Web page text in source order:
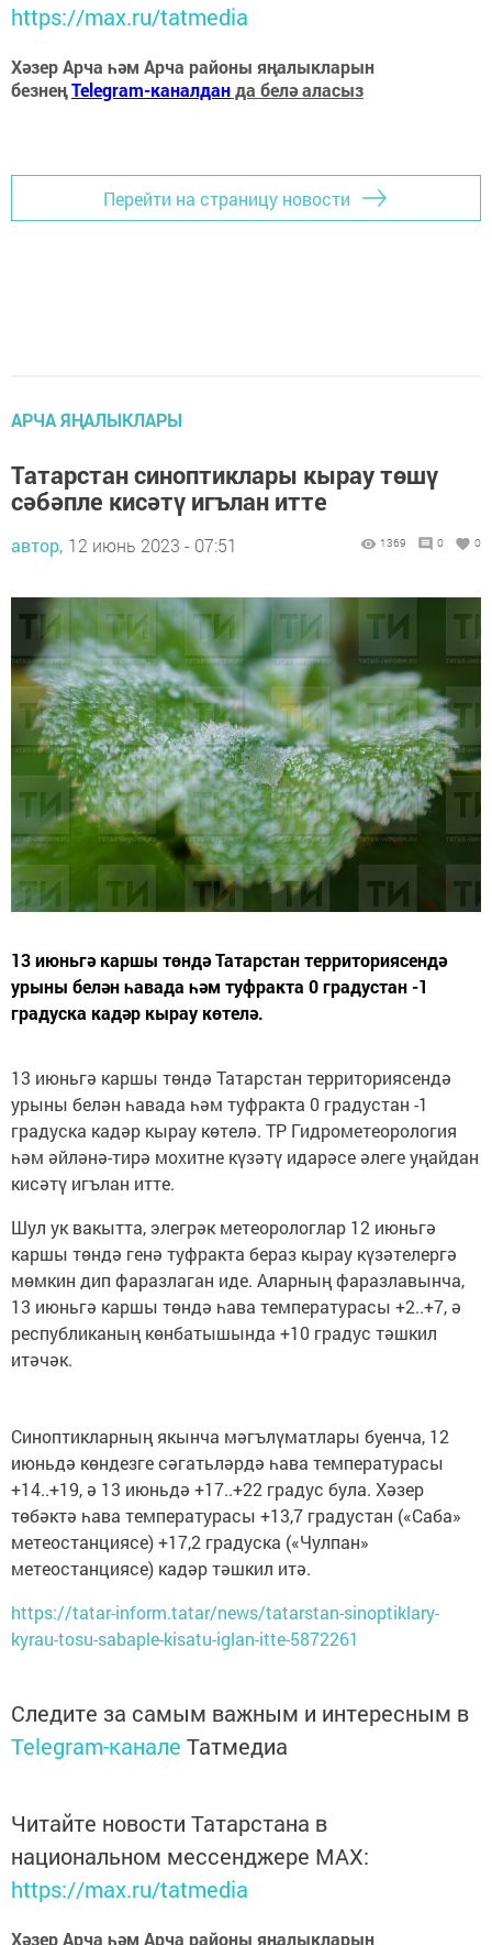
https://max.ru/tatmedia
Хәзер Арча һәм Арча районы яңалыкларын
безнеңTelegram-каналданда белә аласыз
Перейти на страницу новости
АРЧА ЯҢАЛЫКЛАРЫ
Татарстан синоптиклары кырау төшү
сәбәпле кисәтү игълан итте
автор, 12 июнь 2023 - 07:51 1369 0 0
13 июньгә каршы төндә Татарстан территориясендә
урыны белән һавада һәм туфракта 0 градустан -1
градуска кадәр кырау көтелә.
13 июньгә каршы төндә Татарстан территориясендә
урыны белән һавада һәм туфракта 0 градустан -1
градуска кадәр кырау көтелә. ТР Гидрометеорология
һәм әйләнә-тирә мохитне күзәтү идарәсе әлеге уңайдан
кисәтү игълан итте.
Шул ук вакытта, элегрәк метеорологлар 12 июньгә
каршы төндә генә туфракта бераз кырау күзәтелергә
мөмкин дип фаразлаган иде. Аларның фаразлавынча,
13 июньгә каршы төндә һава температурасы +2..+7, ә
республиканың көнбатышында +10 градус тәшкил
итәчәк.
Синоптикларның якынча мәгълүматлары буенча, 12
июньдә көндезге сәгатьләрдә һава температурасы
+14..+19, ә 13 июньдә +17..+22 градус була. Хәзер
төбәктә һава температурасы +13,7 градустан («Саба»
метеостанциясе) +17,2 градуска («Чулпан»
метеостанциясе) кадәр тәшкил итә.
https://tatar-inform.tatar/news/tatarstan-sinoptiklary-
kyrau-tosu-sabaple-kisatu-iglan-itte-5872261
Следите за самым важным и интересным в
Telegram-канале Татмедиа
Читайте новости Татарстана в
национальном мессенджере MАХ:
https://max.ru/tatmedia
Хәзер Арча һәм Арча районы яңалыкларын